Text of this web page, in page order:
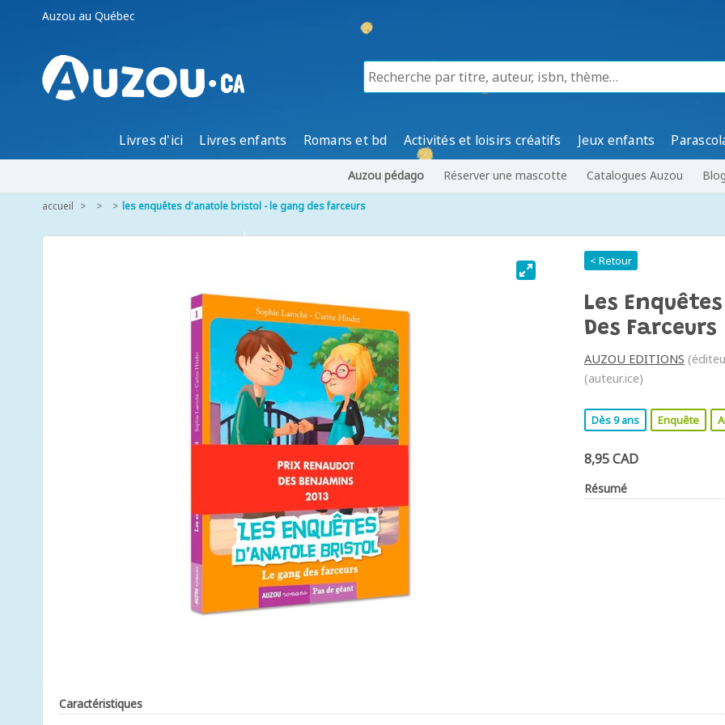
Auzou au Québec
Livres d'ici Livres enfants Romans et bd Activités et loisirs créatifs Jeux enfants
Auzou pédago Réserver une mascotte Catalogues Auzou
accueil les enquêtes d'anatole bristol - le gang des farceurs
< Retour
Les
Des Farceurs
AUZOU EDITIONS
(auteur.ice)
Dès 9 ans Enquête
8,95 CAD
Résumé
Caractéristiques